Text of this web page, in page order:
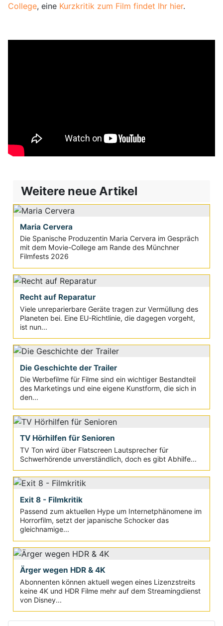
College, eine Kurzkritik zum Film findet Ihr hier.
Weitere neue Artikel
Maria Cervera
Die Spanische Produzentin Maria Cervera im Gespräch
mit dem Movie-College am Rande des Münchner
Filmfests 2026
Recht auf Reparatur
Viele unreparierbare Geräte tragen zur Vermüllung des
Planeten bei. Eine EU-Richtlinie, die dagegen vorgeht,
ist nun...
Die Geschichte der Trailer
Die Werbefilme für Filme sind ein wichtiger Bestandteil
des Marketings und eine eigene Kunstform, die sich in
den...
TV Hörhilfen für Senioren
TV Ton wird über Flatscreen Lautsprecher für
Schwerhörende unverständlich, doch es gibt Abhilfe...
Exit 8 - Filmkritik
Passend zum aktuellen Hype um Internetphänomene im
Horrorfilm, setzt der japanische Schocker das
gleichnamige...
Ärger wegen HDR & 4K
Abonnenten können aktuell wegen eines Lizenzstreits
keine 4K und HDR Filme mehr auf dem Streamingdienst
von Disney...